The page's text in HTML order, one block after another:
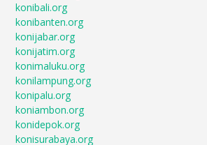
konibali.org
konibanten.org
konijabar.org
konijatim.org
konimaluku.org
konilampung.org
konipalu.org
koniambon.org
konidepok.org
konisurabaya.org